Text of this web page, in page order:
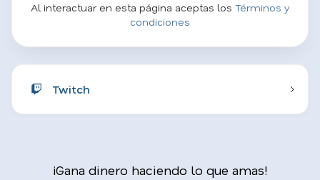
Al interactuar en esta página aceptas los Términos y
condiciones
Twitch
¡Gana dinero haciendo lo que amas!